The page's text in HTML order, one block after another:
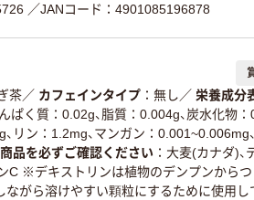
／JANコード：4901085196878
茶／ カフェインタイプ 無し ／ 栄養成分
ぱく質：0.02g、脂質：0.004g、炭水化物：
リン：1.2mg、マンガン：0.001~0.006mg
を必ずご確認ください
大麦(カナダ)、
C ※デキストリンは植物のデンプンから
がら溶けやすい顆粒にするために使用し